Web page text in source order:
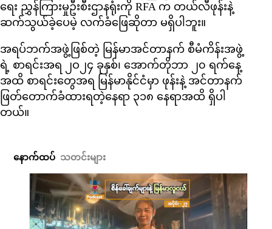
ရေး ညွှန်ကြားမှုဦးစီးဌာနရုံးကို RFA က တယ်လီဖုန်းနဲ့
ဆက်သွယ်ခဲ့ပေမဲ့ လက်ခံဖြေဆိုတာ မရှိပါဘူး။
အရပ်ဘက်အဖွဲ့ဖြစ်တဲ့ မြန်မာအင်တာနက် စီမံကိန်းအဖွဲ့
ရဲ့ စာရင်းအရ ၂ဝ၂၄ ခုနှစ်၊ အောက်တိုဘာ ၂၀ ရက်နေ့
အထိ စာရင်းတွေအရ မြန်မာနိုင်ငံမှာ ဖုန်းနဲ့ အင်တာနက်
ဖြတ်တောက်ခံထားရတဲ့နေရာ ၃၁၈ နေရာအထိ ရှိပါ
တယ်။
နောက်ထပ် သတင်းများ